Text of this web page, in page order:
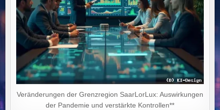
Veränderungen der Grenzregion SaarLorLux: Auswirkungen
der Pandemie und verstärkte Kontrollen**